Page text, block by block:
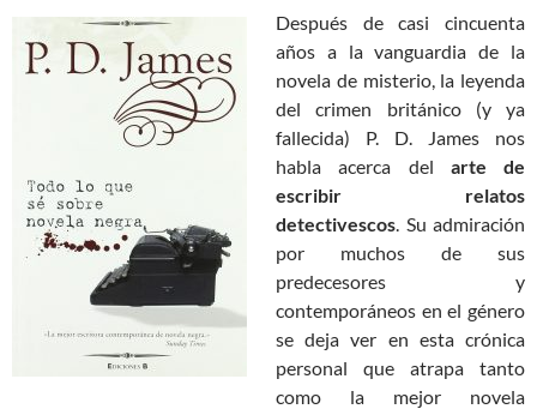
Después de casi cincuenta
años a la vanguardia de la
novela de misterio, la leyenda
del crimen británico (y ya
fallecida) P. D. James nos
habla acerca del arte de
escribir relatos
detectivescos. Su admiración
por muchos de sus
predecesores y
contemporáneos en el género
se deja ver en esta crónica
personal que atrapa tanto
como la mejor novela